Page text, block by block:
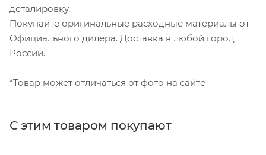
деталировку.
Покупайте оригинальные расходные материалы от
Официального дилера. Доставка в любой город
России.
*Товар может отличаться от фото на сайте
С этим товаром покупают